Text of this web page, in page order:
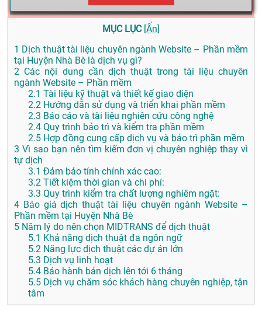
MỤC LỤC [Ẩn]
1 Dịch thuật tài liệu chuyên ngành Website – Phần mềm
tại Huyện Nhà Bè là dịch vụ gì?
2 Các nội dung cần dịch thuật trong tài liệu chuyên
ngành Website – Phần mềm
2.1 Tài liệu kỹ thuật và thiết kế giao diện
2.2 Hướng dẫn sử dụng và triển khai phần mềm
2.3 Báo cáo và tài liệu nghiên cứu công nghệ
2.4 Quy trình bảo trì và kiểm tra phần mềm
2.5 Hợp đồng cung cấp dịch vụ và bảo trì phần mềm
3 Vì sao bạn nên tìm kiếm đơn vị chuyên nghiệp thay vì
tự dịch
3.1 Đảm bảo tính chính xác cao:
3.2 Tiết kiệm thời gian và chi phí:
3.3 Quy trình kiểm tra chất lượng nghiêm ngặt:
4 Báo giá dịch thuật tài liệu chuyên ngành Website –
Phần mềm tại Huyện Nhà Bè
5 Năm lý do nên chọn MIDTRANS để dịch thuật
5.1 Khả năng dịch thuật đa ngôn ngữ
5.2 Năng lực dịch thuật các dự án lớn
5.3 Dịch vụ linh hoạt
5.4 Bảo hành bản dịch lên tới 6 tháng
5.5 Dịch vụ chăm sóc khách hàng chuyên nghiệp, tận
tâm